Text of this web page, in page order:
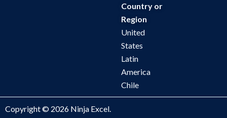
Country or
Region
United
States
Latin
America
Chile
Copyright​ © 2026 Ninja Excel.